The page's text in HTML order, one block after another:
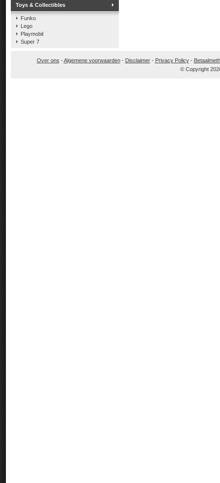
Toys & Collectibles
Funko
Lego
Playmobil
Super 7
Over ons -Algemene voorwaarden- Disclaimer- Privacy Policy-
© Copyright